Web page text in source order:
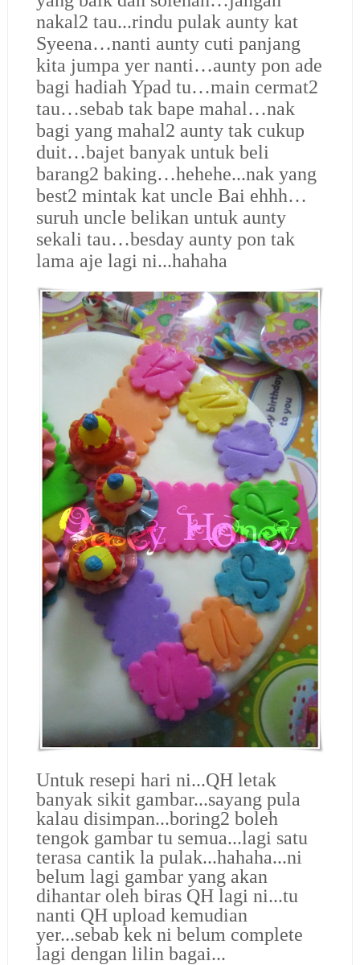
nakal2 tau...rindu pulak aunty kat
Syeena…nanti aunty cuti panjang
kita jumpa yer nanti…aunty pon ade
bagi hadiah Ypad tu…main cermat2
tau…sebab tak bape mahal…nak
bagi yang mahal2 aunty tak cukup
duit…bajet banyak untuk beli
barang2 baking…hehehe...nak yang
best2 mintak kat uncle Bai ehhh…
suruh uncle belikan untuk aunty
sekali tau…besday aunty pon tak
lama aje lagi ni...hahaha
Untuk resepi hari ni...QH letak
banyak sikit gambar...sayang pula
kalau disimpan...boring2 boleh
tengok gambar tu semua...lagi satu
terasa cantik la pulak...hahaha...ni
belum lagi gambar yang akan
dihantar oleh biras QH lagi ni...tu
nanti QH upload kemudian
yer...sebab kek ni belum complete
lagi dengan lilin bagai...